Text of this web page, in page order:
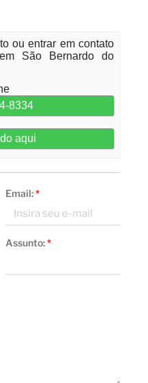
ou entrar em contato
São Bernardo do
8334
aqui
Email:*
Assunto:*